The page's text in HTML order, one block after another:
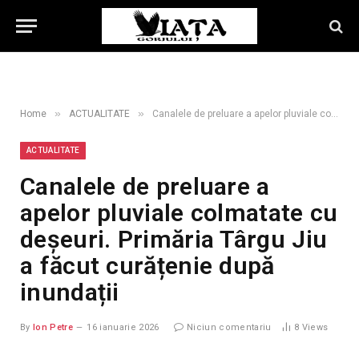
Home » ACTUALITATE » Canalele de preluare a apelor pluviale colmatate cu deșeuri. Primăria Târgu Jiu a făcut curățenie după inundații
ACTUALITATE
Canalele de preluare a
apelor pluviale colmatate cu
deșeuri. Primăria Târgu Jiu
a făcut curățenie după
inundații
By Ion Petre 16 ianuarie 2026 Niciun comentariu 8 Views